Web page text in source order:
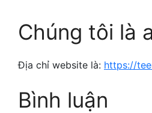
Chúng tôi là
Địa chỉ website là: https://
Bình luận